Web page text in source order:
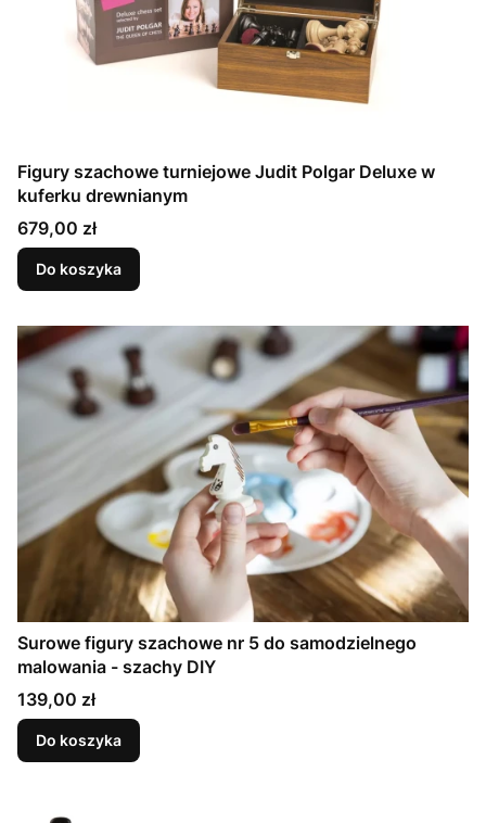
Figury szachowe turniejowe Judit Polgar Deluxe w
kuferku drewnianym
Cena
679,00 zł
Do koszyka
Surowe figury szachowe nr 5 do samodzielnego
malowania - szachy DIY
Cena
139,00 zł
Do koszyka